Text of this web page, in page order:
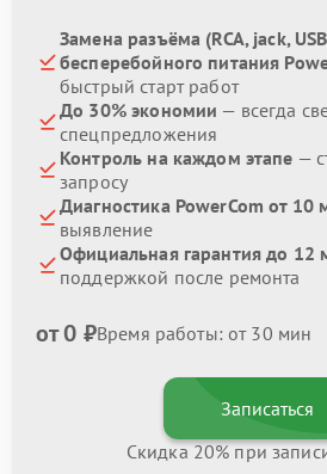
Замена разъёма (RCA, jack,
бесперебойного питания
быстрый старт работ
До 30% экономии — всегда
спецпредложения
Контроль на каждом этапе —
запросу
Диагностика PowerCom от 10
выявление
Официальная гарантия до 12
поддержкой после ремонта
от 0 ₽Время работы: от 30 мин
Записаться
Скидка 20% при